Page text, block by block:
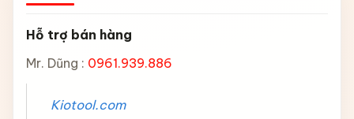
Hỗ trợ bán hàng
Mr. Dũng : 0961.939.886
Kiotool.com